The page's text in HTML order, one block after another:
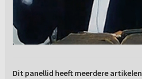
Dit panellid heeft meerdere